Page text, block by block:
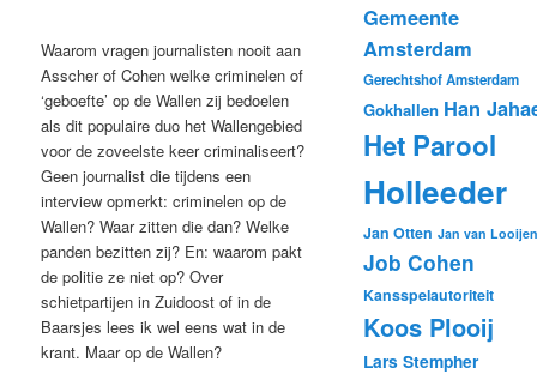
Waarom vragen journalisten nooit aan
Asscher of Cohen welke criminelen of
‘geboefte’ op de Wallen zij bedoelen
als dit populaire duo het Wallengebied
voor de zoveelste keer criminaliseert?
Geen journalist die tijdens een
interview opmerkt: criminelen op de
Wallen? Waar zitten die dan? Welke
panden bezitten zij? En: waarom pakt
de politie ze niet op? Over
schietpartijen in Zuidoost of in de
Baarsjes lees ik wel eens wat in de
krant. Maar op de Wallen?
Gemeente
Amsterdam
Gerechtshof Amsterdam
Gokhallen Han
Het Parool
Holleeder
Jan Otten Jan van Looijen
Job Cohen
Kansspelautoriteit
Koos Plooij
Lars Stempher